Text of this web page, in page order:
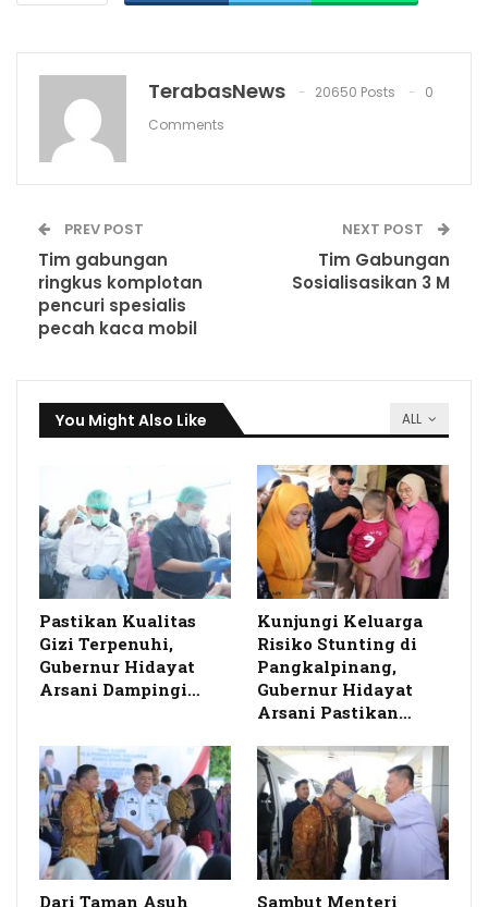
TerabasNews 20650 Posts
0
Comments
PREV POST
Tim gabungan
ringkus komplotan
pencuri spesialis
pecah kaca mobil
NEXT POST
Tim Gabungan
Sosialisasikan 3 M
ALL
You Might Also Like
Pastikan Kualitas
Gizi Terpenuhi,
Gubernur Hidayat
Arsani Dampingi…
Kunjungi Keluarga
Risiko Stunting di
Pangkalpinang,
Gubernur Hidayat
Arsani Pastikan…
Dari Taman Asuh
Sambut Menteri